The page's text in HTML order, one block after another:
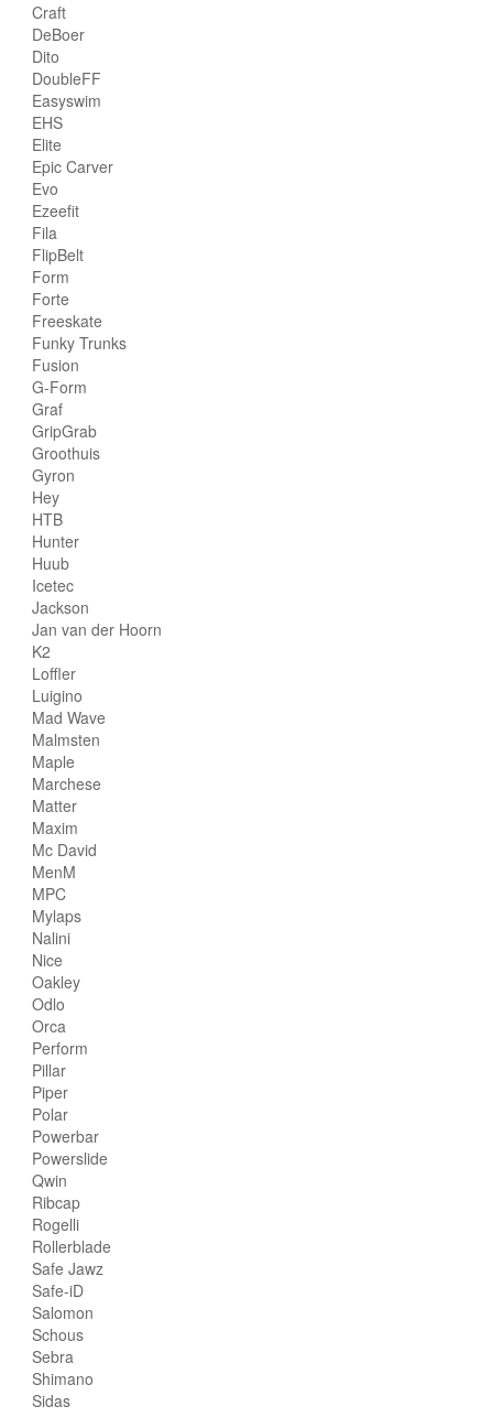
Craft
DeBoer
Dito
DoubleFF
Easyswim
EHS
Elite
Epic Carver
Evo
Ezeefit
Fila
FlipBelt
Form
Forte
Freeskate
Funky Trunks
Fusion
G-Form
Graf
GripGrab
Groothuis
Gyron
Hey
HTB
Hunter
Huub
Icetec
Jackson
Jan van der Hoorn
K2
Loffler
Luigino
Mad Wave
Malmsten
Maple
Marchese
Matter
Maxim
Mc David
MenM
MPC
Mylaps
Nalini
Nice
Oakley
Odlo
Orca
Perform
Pillar
Piper
Polar
Powerbar
Powerslide
Qwin
Ribcap
Rogelli
Rollerblade
Safe Jawz
Safe-iD
Salomon
Schous
Sebra
Shimano
Sidas